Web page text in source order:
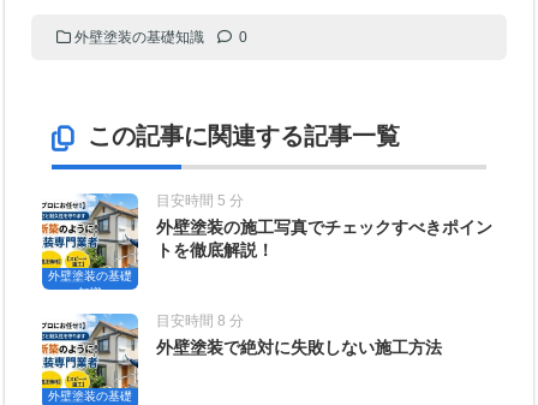
外壁塗装の基礎知識 0
この記事に関連する記事一覧
外壁塗装の基礎
知識
目安時間 5 分
外壁塗装の施工写真でチェックすべきポイン
トを徹底解説！
外壁塗装の基礎
目安時間 8 分
外壁塗装で絶対に失敗しない施工方法